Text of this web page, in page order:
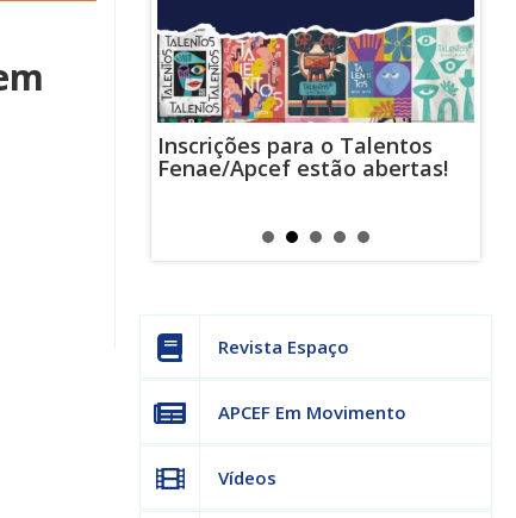
Inscrições para o Talentos
Fenae/Apcef estão abertas!
Revista Espaço
APCEF Em Movimento
Vídeos